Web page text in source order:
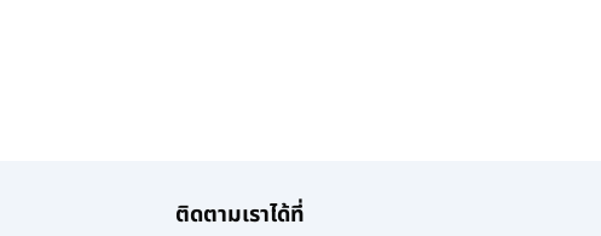
ติดตามเราได้ที่